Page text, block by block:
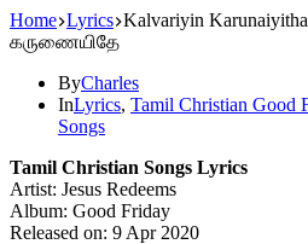
Home Lyrics Kalvariyin
கருணையிதே
ByCharles
InLyrics, Tamil Christian Good
Songs
Tamil Christian Songs Lyrics
Artist: Jesus Redeems
Album: Good Friday
Released on: 9 Apr 2020